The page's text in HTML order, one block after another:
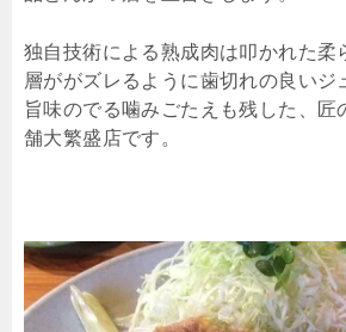
独自技術による熟成肉は叩かれた柔
層ががズレるように歯切れの良いジ
旨味のでる噛みごたえも残した、匠
舗大繁盛店です。